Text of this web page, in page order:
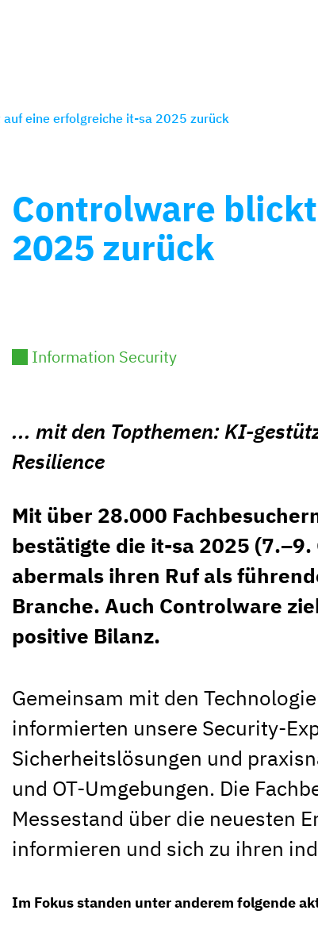
eine erfolgreiche it-sa 2025 zurück
Controlware
2025 zurück
Information Security
... mit den Topthemen: KI-
Resilience
Mit über 28.000
bestätigte die it-sa 2025
abermals ihren Ruf als
Branche. Auch Controlware
positive Bilanz.
Gemeinsam mit den
informierten unsere Security-
Sicherheitslösungen und
und OT-Umgebungen. Die
Messestand über die neuesten
informieren und sich zu ihren
Im Fokus standen unter anderem folgende